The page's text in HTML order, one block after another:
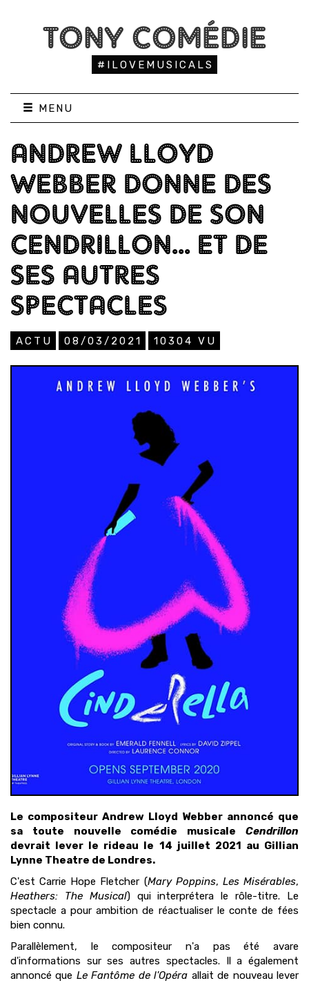
TONY COMÉDIE
#ILOVEMUSICALS
MENU
ANDREW LLOYD
WEBBER DONNE DES
NOUVELLES DE SON
CENDRILLON... ET DE
SES AUTRES
SPECTACLES
ACTU 08/03/2021 10304 VU
Le compositeur Andrew Lloyd Webber annoncé que
sa toute nouvelle comédie musicale Cendrillon
devrait lever le rideau le 14 juillet 2021 au Gillian
Lynne Theatre de Londres.
C'est Carrie Hope Fletcher (Mary Poppins, Les Misérables,
Heathers: The Musical) qui interprétera le rôle-titre. Le
spectacle a pour ambition de réactualiser le conte de fées
bien connu.
Parallèlement, le compositeur n'a pas été avare
d'informations sur ses autres spectacles. Il a également
annoncé que Le Fantôme de l'Opéra allait de nouveau lever